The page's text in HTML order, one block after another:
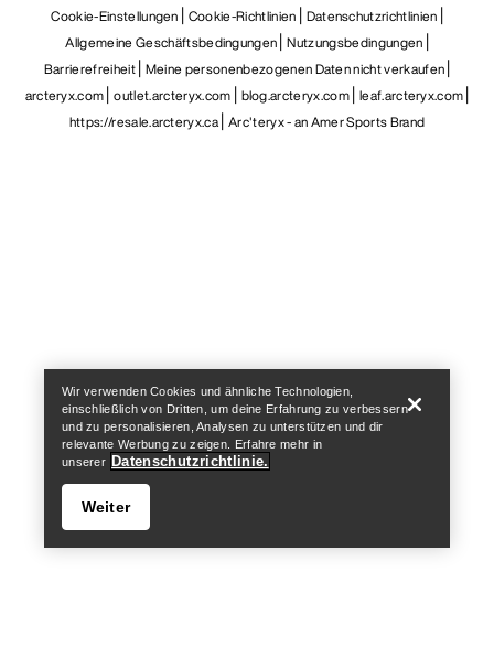
Cookie-Einstellungen Cookie-Richtlinien Datenschutzrichtlinien
Allgemeine Geschäftsbedingungen Nutzungsbedingungen
Barrierefreiheit Meine personenbezogenen Daten nicht verkaufen
arcteryx.com outlet.arcteryx.com blog.arcteryx.com leaf.arcteryx.com
https://resale.arcteryx.ca Arc'teryx - an Amer Sports Brand
Wir verwenden Cookies und ähnliche Technologien,
einschließlich von Dritten, um deine Erfahrung zu verbessern
und zu personalisieren, Analysen zu unterstützen und dir
relevante Werbung zu zeigen. Erfahre mehr in
unserer Datenschutzrichtlinie.
Weiter